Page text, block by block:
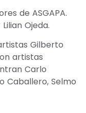
de ASGAPA.
Ojeda.
Gilberto
artistas
Carlo
Caballero, Selmo